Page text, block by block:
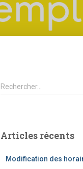
R
e
r
Rechercher…
Articles récents
Modification des